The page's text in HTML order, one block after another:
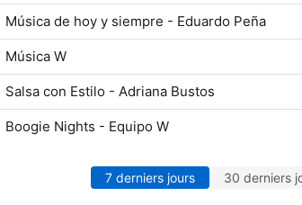
Música de hoy y siempre - Eduardo Peña
Música W
Salsa con Estilo - Adriana Bustos
Boogie Nights - Equipo W
7 derniers jours 30 derniers